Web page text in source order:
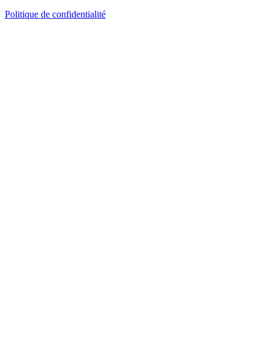
Politique de confidentialité